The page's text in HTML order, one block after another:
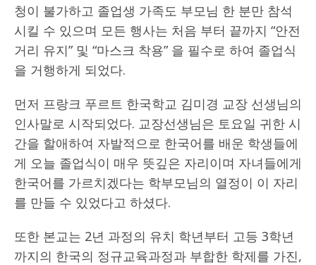
청이 불가하고 졸업생 가족도 부모님 한 분만 참석
시킬 수 있으며 모든 행사는 처음 부터 끝까지 “안전
거리 유지” 및 “마스크 착용” 을 필수로 하여 졸업식
을 거행하게 되었다.
먼저 프랑크 푸르트 한국학교 김미경 교장 선생님의
인사말로 시작되었다. 교장선생님은 토요일 귀한 시
간을 할애하여 자발적으로 한국어를 배운 학생들에
게 오늘 졸업식이 매우 뜻깊은 자리이며 자녀들에게
한국어를 가르치겠다는 학부모님의 열정이 이 자리
를 만들 수 있었다고 하셨다.
또한 본교는 2년 과정의 유치 학년부터 고등 3학년
까지의 한국의 정규교육과정과 부합한 학제를 가진,